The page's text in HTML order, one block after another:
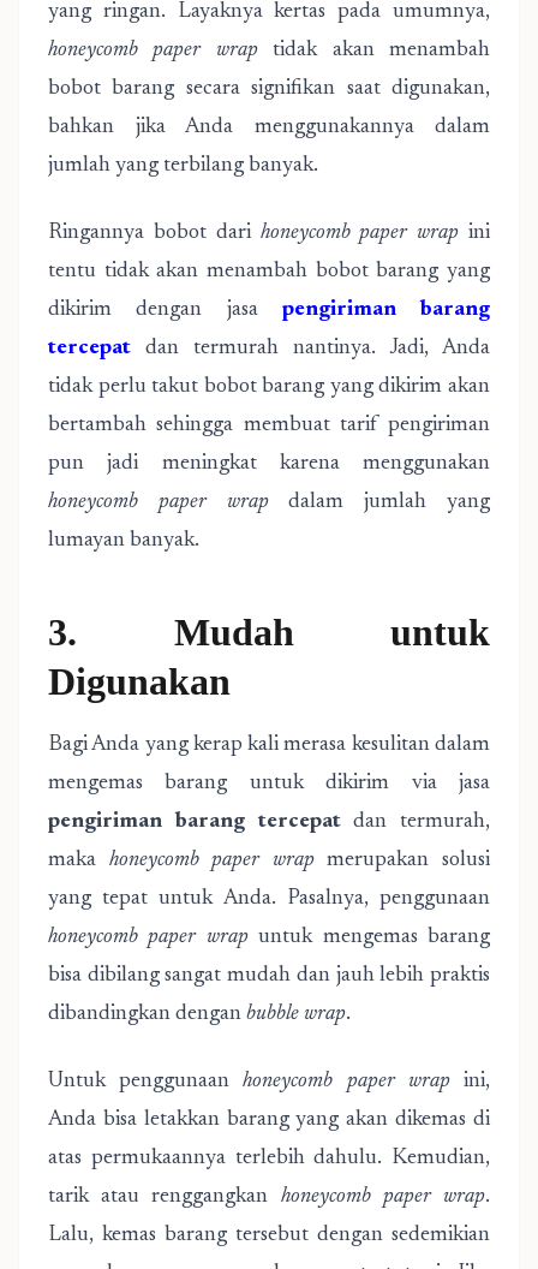
yang ringan. Layaknya kertas pada umumnya,
honeycomb paper wrap tidak akan menambah
bobot barang secara signifikan saat digunakan,
bahkan jika Anda menggunakannya dalam
jumlah yang terbilang banyak.
Ringannya bobot dari honeycomb paper wrap ini
tentu tidak akan menambah bobot barang yang
dikirim dengan jasa pengiriman barang
tercepat dan termurah nantinya. Jadi, Anda
tidak perlu takut bobot barang yang dikirim akan
bertambah sehingga membuat tarif pengiriman
pun jadi meningkat karena menggunakan
honeycomb paper wrapdalam jumlah yang
lumayan banyak.
3. Mudah untuk
Digunakan
Bagi Anda yang kerap kali merasa kesulitan dalam
mengemas barang untuk dikirim via jasa
pengiriman barang tercepatdan termurah,
maka honeycomb paper wrapmerupakan solusi
yang tepat untuk Anda. Pasalnya, penggunaan
honeycomb paper wrapuntuk mengemas barang
bisa dibilang sangat mudah dan jauh lebih praktis
dibandingkan dengan bubble wrap.
Untuk penggunaanhoneycomb paper wrapini,
Anda bisa letakkan barang yang akan dikemas di
atas permukaannya terlebih dahulu. Kemudian,
tarik atau renggangkan honeycomb paper wrap.
Lalu, kemas barang tersebut dengan sedemikian